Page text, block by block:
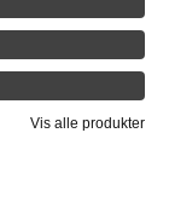
Vis alle produkter